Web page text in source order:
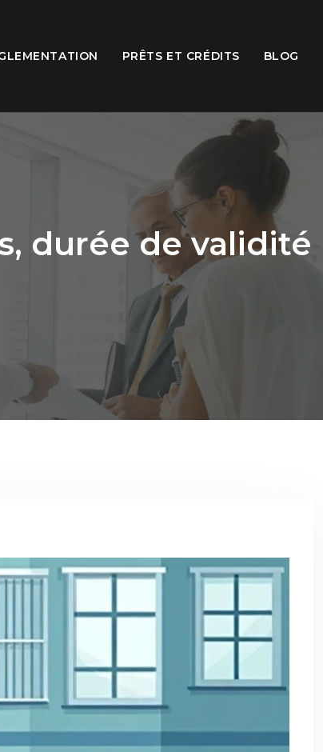
PRÊTS ET CRÉDITS BLOG
durée de validité